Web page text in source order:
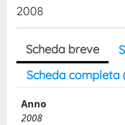
2008
Scheda breve
Scheda completa
Anno
2008